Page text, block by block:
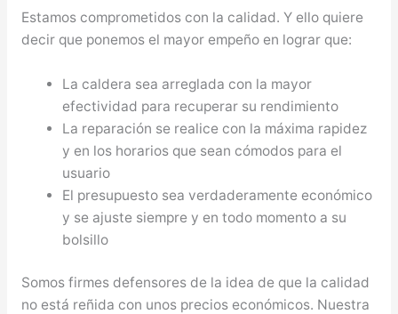
Estamos comprometidos con la calidad. Y ello quiere
decir que ponemos el mayor empeño en lograr que:
La caldera sea arreglada con la mayor
efectividad para recuperar su rendimiento
La reparación se realice con la máxima rapidez
y en los horarios que sean cómodos para el
usuario
El presupuesto sea verdaderamente económico
y se ajuste siempre y en todo momento a su
bolsillo
Somos firmes defensores de la idea de que la calidad
no está reñida con unos precios económicos. Nuestra